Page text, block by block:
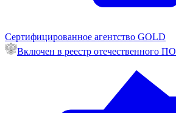
Сертифицированное агентство GOLD
Включен в реестр отечественного ПО